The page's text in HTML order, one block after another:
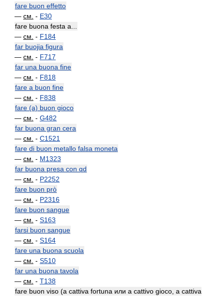
fare buon effetto
— см. - E30
fare buona festa a...
— см. - F184
far buojia figura
— см. - F717
far una buona fine
— см. - F818
fare a buon fine
— см. - F838
fare (a) buon gioco
— см. - G482
far buona gran cera
— см. - C1521
fare di buon metallo falsa moneta
— см. - M1323
far buona presa con qd
— см. - P2252
fare buon prò
— см. - P2316
fare buon sangue
— см. - S163
farsi buon sangue
— см. - S164
fare una buona scuola
— см. - S510
far una buona tavola
— см. - T138
fare buon viso (a cattiva fortuna или a cattivo gioco, a cattiva